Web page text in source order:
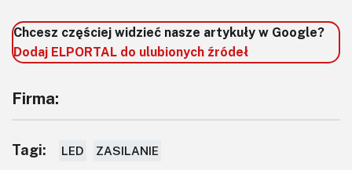
Chcesz częściej widzieć nasze artykuły w Google?
Dodaj ELPORTAL do ulubionych źródeł
Firma:
Tagi: LED ZASILANIE